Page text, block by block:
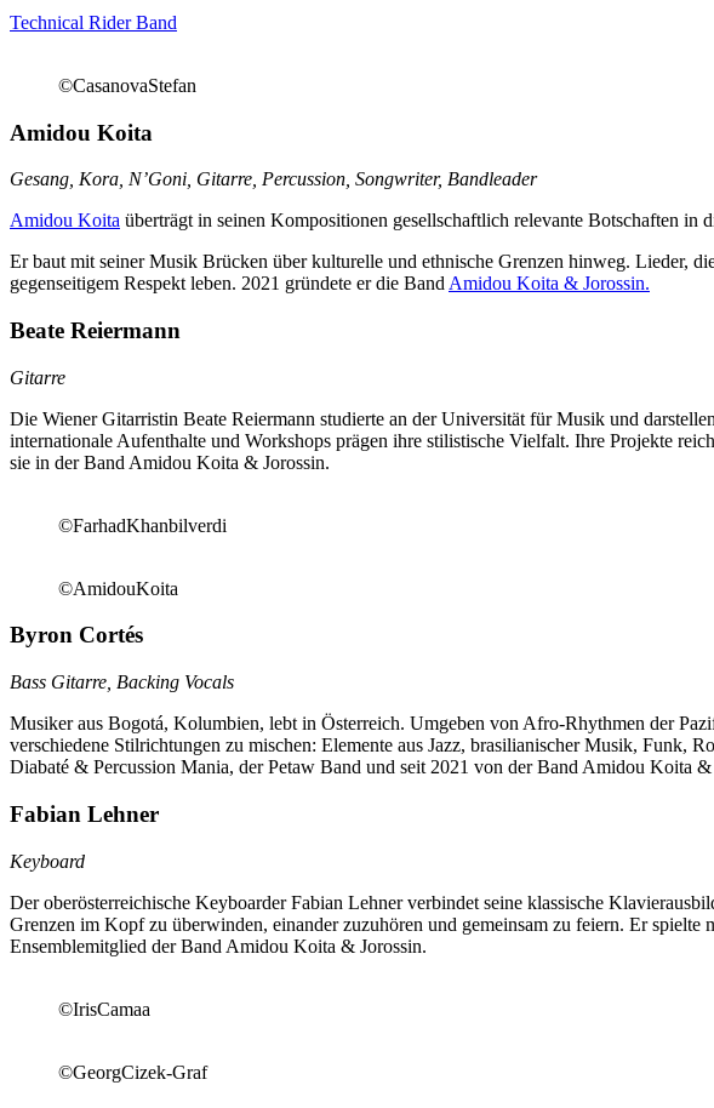
Technical Rider Band
©CasanovaStefan
Amidou Koita
Gesang, Kora, N’Goni, Gitarre, Percussion, Songwriter, Bandleader
Amidou Koita überträgt in seinen Kompositionen gesellschaftlich relevante Botschaften
Er baut mit seiner Musik Brücken über kulturelle und ethnische Grenzen hinweg. Lieder,
gegenseitigem Respekt leben. 2021 gründete er die Band Amidou Koita & Jorossin.
Beate Reiermann
Gitarre
Die Wiener Gitarristin Beate Reiermann studierte an der Universität für Musik und
internationale Aufenthalte und Workshops prägen ihre stilistische Vielfalt. Ihre Projekte
sie in der Band Amidou Koita & Jorossin.
©FarhadKhanbilverdi
©AmidouKoita
Byron Cortés
Bass Gitarre, Backing Vocals
Musiker aus Bogotá, Kolumbien, lebt in Österreich. Umgeben von Afro-Rhythmen der
verschiedene Stilrichtungen zu mischen: Elemente aus Jazz, brasilianischer Musik, Funk,
Diabaté & Percussion Mania, der Petaw Band und seit 2021 von der Band Amidou Koita &
Fabian Lehner
Keyboard
Der oberösterreichische Keyboarder Fabian Lehner verbindet seine klassische
Grenzen im Kopf zu überwinden, einander zuzuhören und gemeinsam zu feiern. Er
Ensemblemitglied der Band Amidou Koita & Jorossin.
©IrisCamaa
©GeorgCizek-Graf